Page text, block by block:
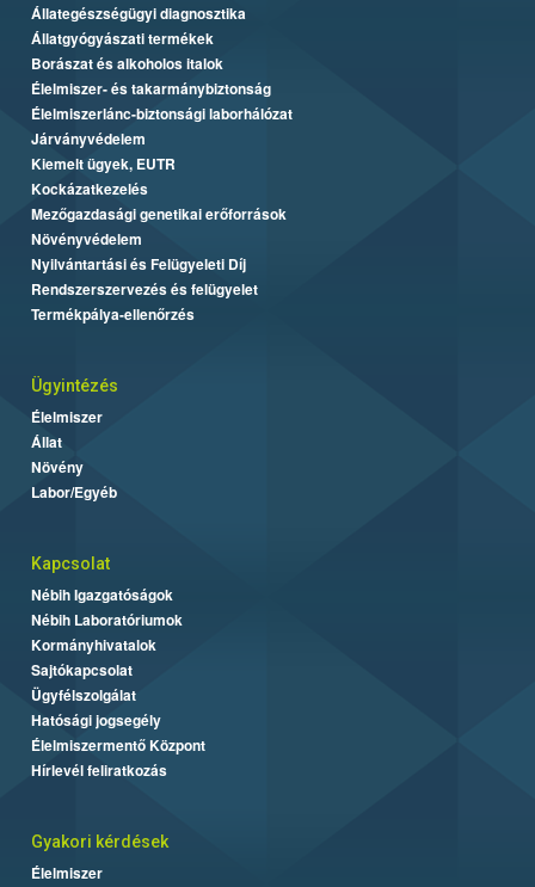
Állategészségügyi diagnosztika
Állatgyógyászati termékek
Borászat és alkoholos italok
Élelmiszer- és takarmánybiztonság
Élelmiszerlánc-biztonsági laborhálózat
Járványvédelem
Kiemelt ügyek, EUTR
Kockázatkezelés
Mezőgazdasági genetikai erőforrások
Növényvédelem
Nyilvántartási és Felügyeleti Díj
Rendszerszervezés és felügyelet
Termékpálya-ellenőrzés
Ügyintézés
Élelmiszer
Állat
Növény
Labor/Egyéb
Kapcsolat
Nébih Igazgatóságok
Nébih Laboratóriumok
Kormányhivatalok
Sajtókapcsolat
Ügyfélszolgálat
Hatósági jogsegély
Élelmiszermentő Központ
Hírlevél feliratkozás
Gyakori kérdések
Élelmiszer